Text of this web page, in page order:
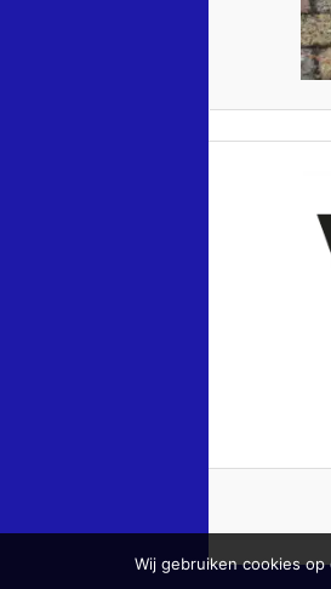
Wij gebruiken cookies